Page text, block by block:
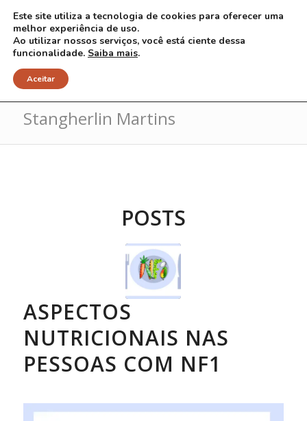
Arquivo para Tag: Aline
Stangherlin Martins
POSTS
ASPECTOS
NUTRICIONAIS NAS
PESSOAS COM NF1
Este site utiliza a tecnologia de cookies para oferecer uma
melhor experiência de uso.
Ao utilizar nossos serviços, você está ciente dessa
funcionalidade. Saiba mais.
Aceitar